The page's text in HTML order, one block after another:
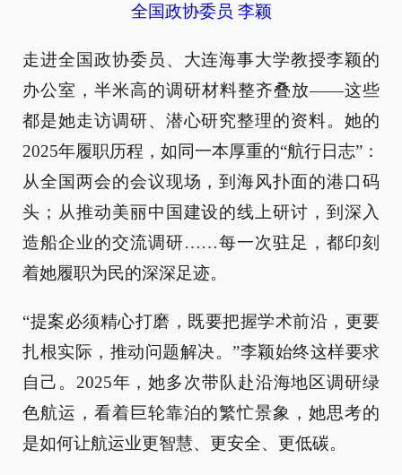
全国政协委员 李颖
走进全国政协委员、大连海事大学教授李颖的
办公室，半米高的调研材料整齐叠放——这些
都是她走访调研、潜心研究整理的资料。她的
2025年履职历程，如同一本厚重的“航行日志”：
从全国两会的会议现场，到海风扑面的港口码
头；从推动美丽中国建设的线上研讨，到深入
造船企业的交流调研……每一次驻足，都印刻
着她履职为民的深深足迹。
“提案必须精心打磨，既要把握学术前沿，更要
扎根实际，推动问题解决。”李颖始终这样要求
自己。2025年，她多次带队赴沿海地区调研绿
色航运，看着巨轮靠泊的繁忙景象，她思考的
是如何让航运业更智慧、更安全、更低碳。